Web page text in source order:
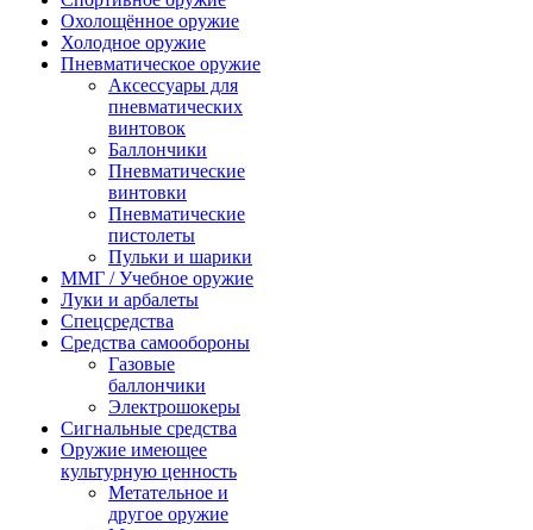
Охолощённое оружие
Холодное оружие
Пневматическое оружие
Аксессуары для
пневматических
винтовок
Баллончики
Пневматические
винтовки
Пневматические
пистолеты
Пульки и шарики
ММГ / Учебное оружие
Луки и арбалеты
Спецсредства
Средства самообороны
Газовые
баллончики
Электрошокеры
Сигнальные средства
Оружие имеющее
культурную ценность
Метательное и
другое оружие